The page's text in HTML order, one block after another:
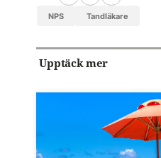
LinkedInFacebook
Email
NPS tandläkare
Upptäck mer